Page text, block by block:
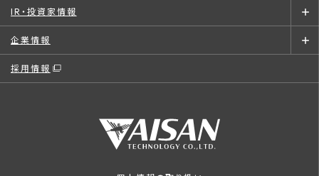
IR・投資家情報
企業情報
採用情報